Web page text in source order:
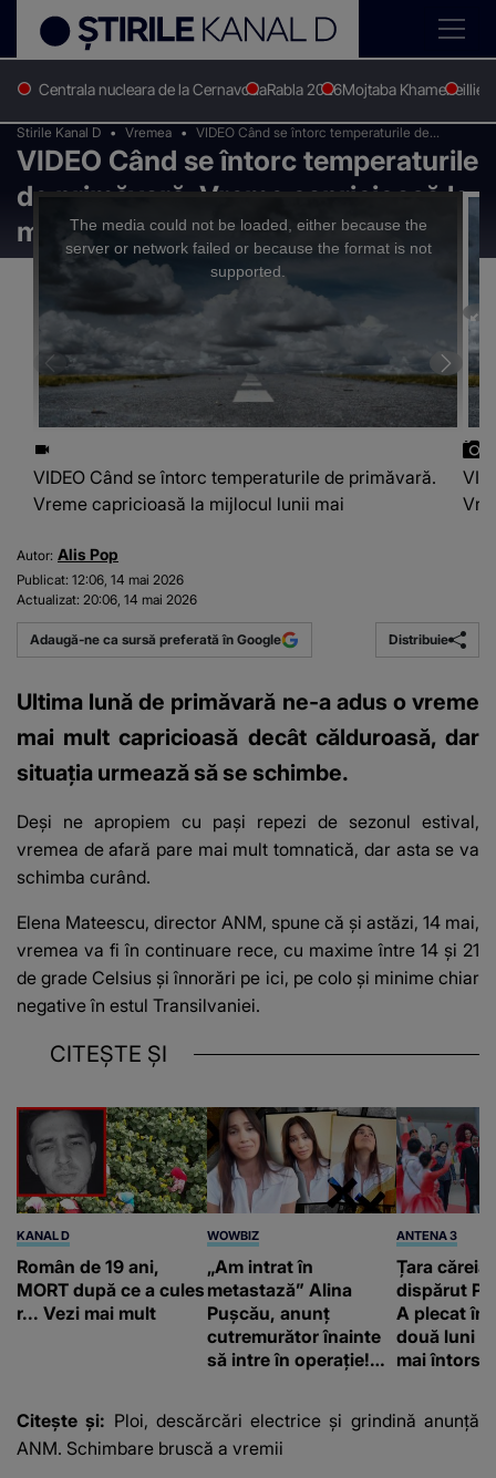
Centrala nucleara de la CernavodaRabla 2026Mojtaba KhameneiIlie
Stirile Kanal D Vremea
VIDEO Când se întorc temperaturile de
primăvară. Vreme capricioasă la mijlocul lunii
mai
VIDEO Când se întorc temperaturile
de primăvară. Vreme capricioasă la
mijlocul lunii mai
window.
The media could not be loaded, either because the
server or network failed or because the format is not
supported.
VIDEO Când se întorc temperaturile de primăvară.
Vreme capricioasă la mijlocul lunii mai
Autor: Alis Pop
Publicat: 12:06, 14 mai 2026
Actualizat: 20:06, 14 mai 2026
Adaugă-ne ca sursă preferată în Google Distribuie
Ultima lună de primăvară ne-a adus o vreme
mai mult capricioasă decât călduroasă, dar
situația urmează să se schimbe.
Deși ne apropiem cu pași repezi de sezonul estival,
vremea de afară pare mai mult tomnatică, dar asta se va
schimba curând.
Elena Mateescu, director ANM, spune că și astăzi, 14 mai,
vremea va fi în continuare rece, cu maxime între 14 și 21
de grade Celsius și înnorări pe ici, pe colo și minime chiar
negative în estul Transilvaniei.
CITEȘTE ȘI
KANAL D
Român de 19 ani,
MORT după ce a cules
r... Vezi mai mult
WOWBIZ
„Am intrat în
metastază” Alina
Pușcău, anunț
cutremurător înainte
să intre în operație!
fanilor
ANTENA 3
Țara căreia
dispărut
A plecat în
două luni
mai întors
Citește și: Ploi, descărcări electrice și grindină anunță
ANM. Schimbare bruscă a vremii